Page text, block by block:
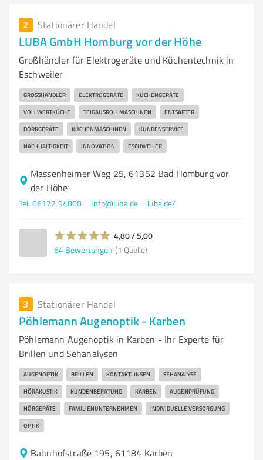
2 Stationärer Handel
LUBA GmbH Homburg vor der Höhe
Großhändler für Elektrogeräte und Küchentechnik in
Eschweiler
GROSSHÄNDLER ELEKTROGERÄTE KÜCHENGERÄTE
VOLLWERTKÜCHE TEIGAUSROLLMASCHINEN ENTSAFTER
DÖRRGERÄTE KÜCHENMASCHINEN KUNDENSERVICE
NACHHALTIGKEIT INNOVATION ESCHWEILER
Massenheimer Weg 25, 61352 Bad Homburg vor
der Höhe
Tel. 06172 94800 info@luba.de luba.de/
4,80 / 5,00
64 Bewertungen (1 Quelle)
3 Stationärer Handel
Pöhlemann Augenoptik - Karben
Pöhlemann Augenoptik in Karben - Ihr Experte für
Brillen und Sehanalysen
AUGENOPTIK BRILLEN KONTAKTLINSEN SEHANALYSE
HÖRAKUSTIK KUNDENBERATUNG KARBEN AUGENPRÜFUNG
HÖRGERÄTE FAMILIENUNTERNEHMEN INDIVIDUELLE VERSORGUNG
OPTIK
Bahnhofstraße 195, 61184 Karben